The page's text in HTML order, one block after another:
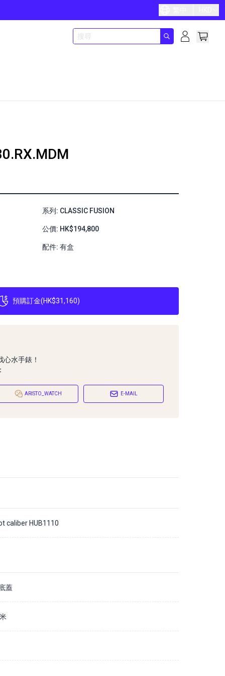
系列: CLASSIC FUSION
公價: HK$194,800
配件: 有盒
預購訂金(HK$31,160)
水手錶！
ARISTO_WATCH E-MAIL
caliber HUB1110
蓋